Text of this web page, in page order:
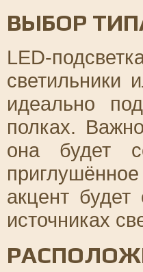
ВЫБОР
LED-
светильники
идеально
полках.
она будет
акцент
источниках